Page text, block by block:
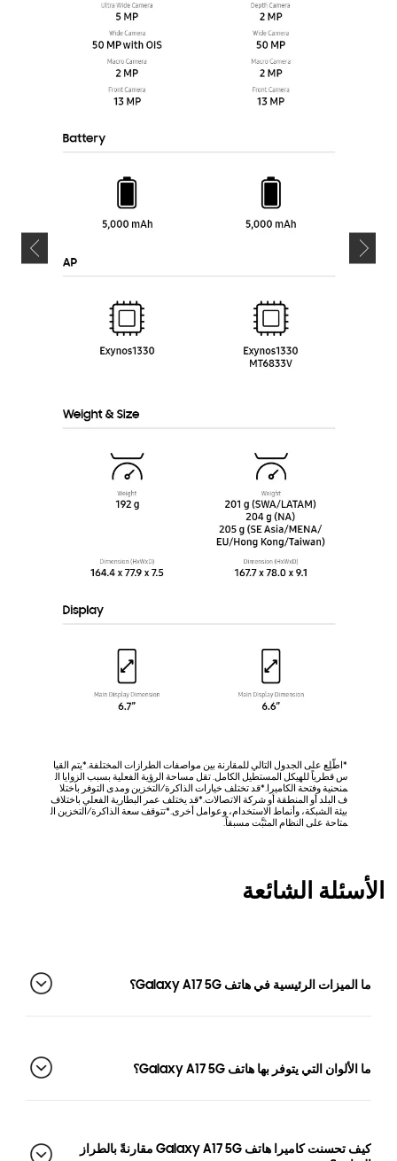
*اطّلِع على الجدول التالي للمقارنة بين مواصفات الطرازات المختلفة.*يتم القيا
س قطرياً للهيكل المستطيل الكامل. تقل مساحة الرؤية الفعلية بسبب الزوايا ال
منحنية وفتحة الكاميرا.*قد تختلف خيارات الذاكرة/التخزين ومدى التوفر باختلا
ف البلد أو المنطقة أو شركة الاتصالات.*قد يختلف عمر البطارية الفعلي باختلاف
بيئة الشبكة، وأنماط الاستخدام، وعوامل أخرى.*تتوقف سعة الذاكرة/التخزين ال
متاحة على النظام المثبَّت مسبقاً.
الأسئلة الشائعة
ما الميزات الرئيسية في هاتف Galaxy A17 5G؟
ما الألوان التي يتوفر بها هاتف Galaxy A17 5G؟
كيف تحسنت كاميرا هاتف Galaxy A17 5G مقارنةً بالطراز